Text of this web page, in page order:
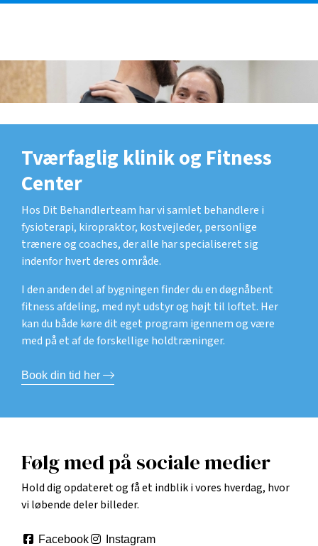
Tværfaglig klinik og Fitness
Center
Hos Dit Behandlerteam har vi samlet behandlere i
fysioterapi, kiropraktor, kostvejleder, personlige
trænere og coaches, der alle har specialiseret sig
indenfor hvert deres område.
I den anden del af bygningen finder du en døgnåbent
fitness afdeling, med nyt udstyr og højt til loftet. Her
kan du både køre dit eget program igennem og være
med på et af de forskellige holdtræninger.
Book din tid her
Følg med på sociale medier
Hold dig opdateret og få et indblik i vores hverdag, hvor
vi løbende deler billeder.
Facebook Instagram